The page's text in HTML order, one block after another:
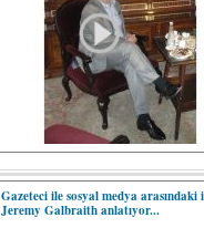
Gazeteci ile sosyal medya
Jeremy Galbraith anlatıyor...